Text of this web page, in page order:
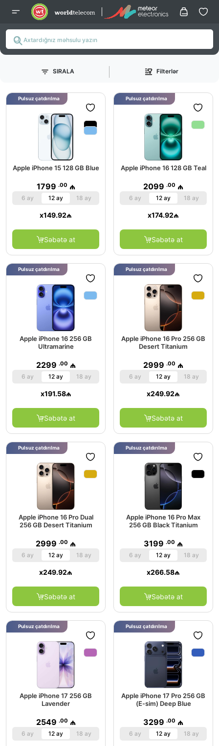
SIRALA Filterlər
Apple iPhone 15 128 GB Blue
1799 .00 ₼
6 ay 12 ay 18 ay
x149.92₼
Səbətə at
Pulsuz çatdırılma
Apple iPhone 16 128 GB Teal
2099 .00 ₼
6 ay 12 ay 18 ay
x174.92₼
Səbətə at
Pulsuz çatdırılma
Apple iPhone 16 256 GB
Ultramarine
2299 .00 ₼
6 ay 12 ay 18 ay
x191.58₼
Səbətə at
Pulsuz çatdırılma
Apple iPhone 16 Pro 256 GB
Desert Titanium
2999 .00 ₼
6 ay 12 ay 18 ay
x249.92₼
Səbətə at
Pulsuz çatdırılma
Apple iPhone 16 Pro Dual
256 GB Desert Titanium
2999 .00 ₼
6 ay 12 ay 18 ay
x249.92₼
Səbətə at
Pulsuz çatdırılma
Apple iPhone 16 Pro Max
256 GB Black Titanium
3199 .00 ₼
6 ay 12 ay 18 ay
x266.58₼
Səbətə at
Pulsuz çatdırılma
Apple iPhone 17 256 GB
Lavender
2549 .00 ₼
6 ay 12 ay 18 ay
Pulsuz çatdırılma
Apple iPhone 17 Pro 256 GB
(E-sim) Deep Blue
3299 .00 ₼
6 ay 12 ay 18 ay
Pulsuz çatdırılma